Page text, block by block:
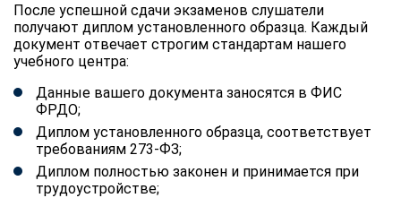
После успешной сдачи экзаменов слушатели
получают диплом установленного образца. Каждый
документ отвечает строгим стандартам нашего
учебного центра:
Данные вашего документа заносятся в ФИС
ФРДО;
Диплом установленного образца, соответствует
требованиям 273-ФЗ;
Диплом полностью законен и принимается при
трудоустройстве;